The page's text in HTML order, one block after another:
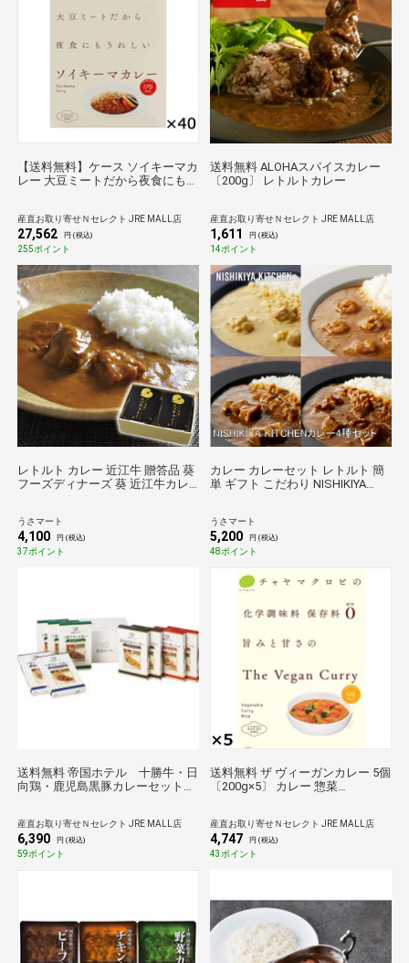
【送料無料】ケース ソイキーマカ
レー 大豆ミートだから夜食にもう
クロビオティックス
産直お取り寄せＮセレクト JRE MALL店
27,562 円 (税込)
255ポイント
送料無料 ALOHAスパイスカレー
〔200g〕 レトルトカレー
産直お取り寄せＮセレクト JRE MALL店
1,611 円 (税込)
14ポイント
レトルト カレー 近江牛 贈答品 葵
フーズディナーズ 葵 近江牛カレ
うさマート
4,100 円 (税込)
37ポイント
カレー カレーセット レトルト 簡
単 ギフト こだわり NISHIKIYA
うさマート
5,200 円 (税込)
48ポイント
送料無料 帝国ホテル 十勝牛・日
向鶏・鹿児島黒豚カレーセット
産直お取り寄せＮセレクト JRE MALL店
6,390 円 (税込)
59ポイント
送料無料 ザ ヴィーガンカレー 5個
〔200g×5〕 カレー 惣菜
産直お取り寄せＮセレクト JRE MALL店
4,747 円 (税込)
43ポイント